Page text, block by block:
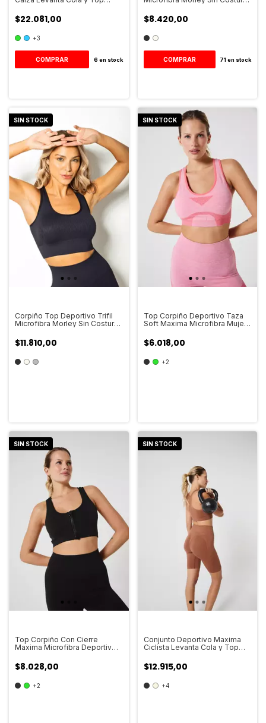
$22.081,00
+3
COMPRAR 6 en stock
$8.420,00
COMPRAR 71 en stock
SIN STOCK
Corpiño Top Deportivo Trifil
Microfibra Morley Sin Costura
$11.810,00
SIN STOCK
Top Corpiño Deportivo Taza
Soft Maxima Microfibra Mujer
$6.018,00
+2
SIN STOCK
Top Corpiño Con Cierre
Maxima Microfibra Deportivo
$8.028,00
+2
SIN STOCK
Conjunto Deportivo Maxima
Ciclista Levanta Cola y Top
$12.915,00
+4